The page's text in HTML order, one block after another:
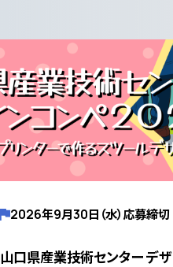
2026年9月30日（水）応募締切
山口県産業技術センター デザ